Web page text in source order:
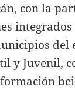
con la
integrados
del
y Juvenil,